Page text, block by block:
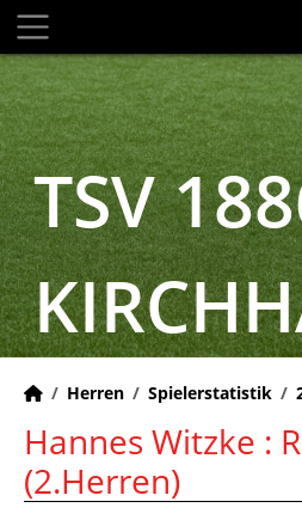
TSV
Herren Spielerstatistik
Hannes Witzke :
(2.Herren)